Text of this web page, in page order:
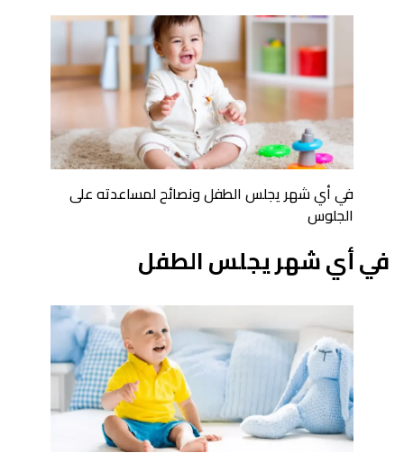
في أي شهر يجلس الطفل ونصائح لمساعدته على
الجلوس
في أي شهر يجلس الطفل